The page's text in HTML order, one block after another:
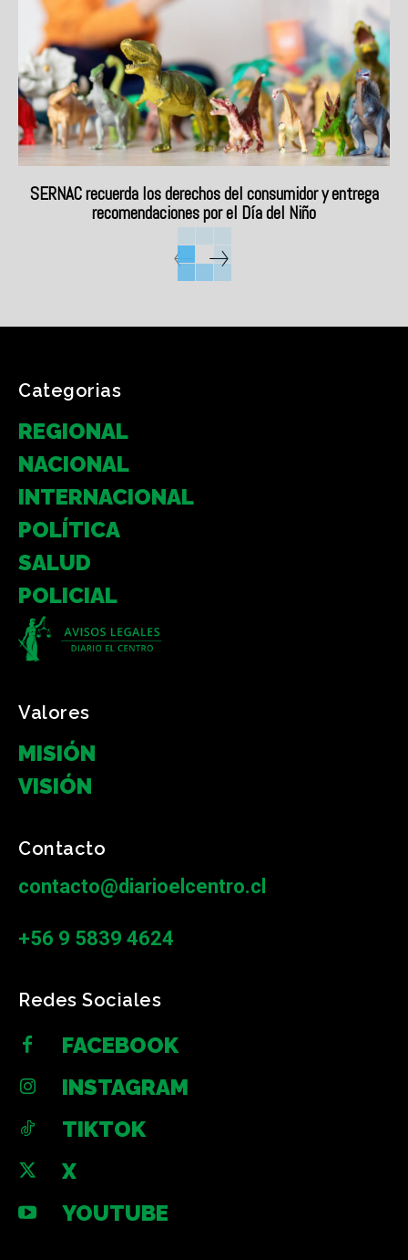
SERNAC recuerda los derechos del consumidor y entrega
recomendaciones por el Día del Niño
Categorias
REGIONAL
NACIONAL
INTERNACIONAL
POLÍTICA
SALUD
POLICIAL
Valores
MISIÓN
VISIÓN
Contacto
contacto@diarioelcentro.cl
+56 9 5839 4624
Redes Sociales
FACEBOOK
INSTAGRAM
TIKTOK
X
YOUTUBE